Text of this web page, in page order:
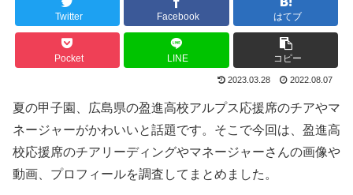
Twitter Facebook はてブ
Pocket LINE コピー
2023.03.28 2022.08.07
夏の甲子園、広島県の盈進高校アルプス応援席のチアやマ
ネージャーがかわいいと話題です。そこで今回は、盈進高
校応援席のチアリーディングやマネージャーさんの画像や
動画、プロフィールを調査してまとめました。